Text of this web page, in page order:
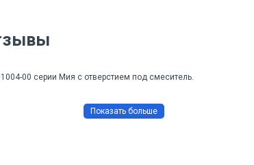
00 серии Мия с отверстием под смеситель.